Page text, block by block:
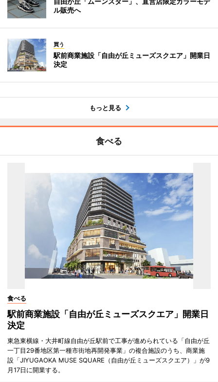
ル販売へ
買う
駅前商業施設「自由が丘ミューズスクエア」開業日
決定
もっと見る
食べる
食べる
駅前商業施設「自由が丘ミューズスクエア」開業日
決定
東急東横線・大井町線自由が丘駅前で工事が進められている「自由が丘
一丁目29番地区第一種市街地再開発事業」の複合施設のうち、商業施
設「JIYUGAOKA MUSE SQUARE（自由が丘ミューズスクエア）」が9
月17日に開業する。